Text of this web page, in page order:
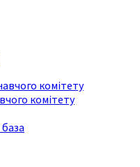
комітету
комітету